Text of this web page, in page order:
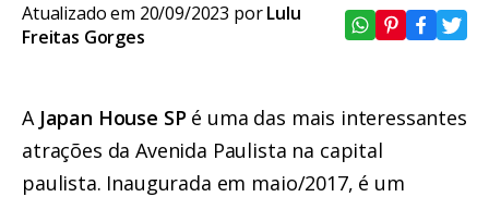
Atualizado em 20/09/2023 porLulu
Freitas Gorges
A Japan House SP é uma das mais interessantes
atrações da Avenida Paulista na capital
paulista. Inaugurada em maio/2017, é um